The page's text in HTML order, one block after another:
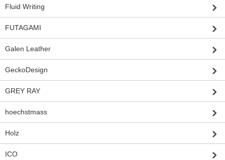
Fluid Writing
FUTAGAMI
Galen Leather
GeckoDesign
GREY RAY
hoechstmass
Holz
ICO